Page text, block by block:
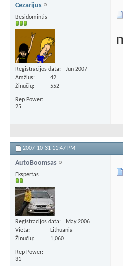
Cezarijus
Besidomintis
Registracijos data
Jun 2007
Amžius
42
Žinučių
552
Rep Power
25
2007-10-31 11:47 PM
AutoBoomsas
Ekspertas
Registracijos data
May 2006
Vieta
Lithuania
Žinučių
1,060
Rep Power
31